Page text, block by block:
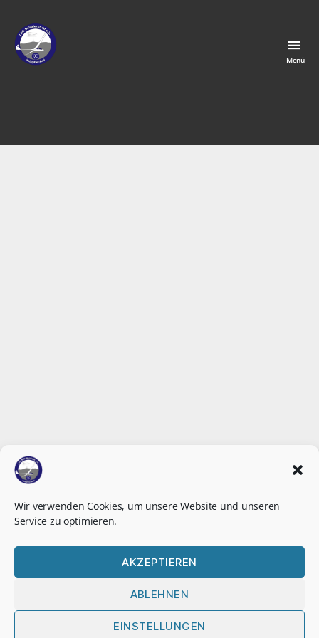
Wir verwenden Cookies, um unsere Website und unseren
Service zu optimieren.
AKZEPTIEREN
ABLEHNEN
EINSTELLUNGEN
Menü
LSG LSG LSG